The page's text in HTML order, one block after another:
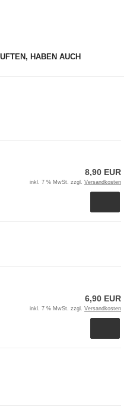
HABEN AUCH
8,90 EUR
inkl. 7 % MwSt. zzgl. Versandkosten
6,90 EUR
inkl. 7 % MwSt. zzgl. Versandkosten